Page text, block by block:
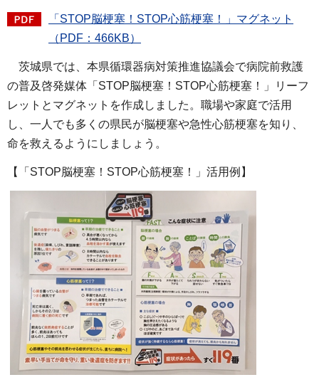
「STOP脳梗塞！STOP心筋梗塞！」マグネット
（PDF：466KB）
茨城県では、本県循環器病対策推進協議会で病院前救護
の普及啓発媒体「STOP脳梗塞！STOP心筋梗塞！」リーフ
レットとマグネットを作成しました。職場や家庭で活用
し、一人でも多くの県民が脳梗塞や急性心筋梗塞を知り、
命を救えるようにしましょう。
【「STOP脳梗塞！STOP心筋梗塞！」活用例】